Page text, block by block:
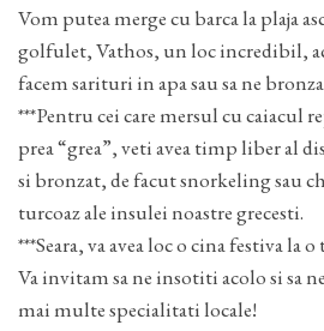
Vom putea merge cu barca la plaja
golfulet, Vathos, un loc incredibil,
facem sarituri in apa sau sa ne
***Pentru cei care mersul cu caiacul
prea “grea”, veti avea timp liber al
si bronzat, de facut snorkeling sau
turcoaz ale insulei noastre grecesti.
***Seara, va avea loc o cina festiva la
Va invitam sa ne insotiti acolo si sa
mai multe specialitati locale!